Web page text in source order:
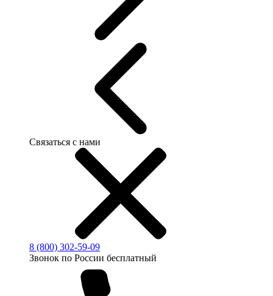
Связаться с нами
8 (800) 302-59-09
Звонок по России бесплатный